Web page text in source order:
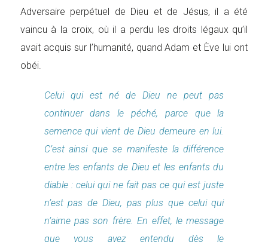
Adversaire perpétuel de Dieu et de Jésus, il a été
vaincu à la croix, où il a perdu les droits légaux qu’il
avait acquis sur l’humanité, quand Adam et Ève lui ont
obéi.
Celui qui est né de Dieu ne peut pas
continuer dans le péché, parce que la
semence qui vient de Dieu demeure en lui.
C’est ainsi que se manifeste la différence
entre les enfants de Dieu et les enfants du
diable : celui qui ne fait pas ce qui est juste
n’est pas de Dieu, pas plus que celui qui
n’aime pas son frère. En effet, le message
que vous avez entendu dès le